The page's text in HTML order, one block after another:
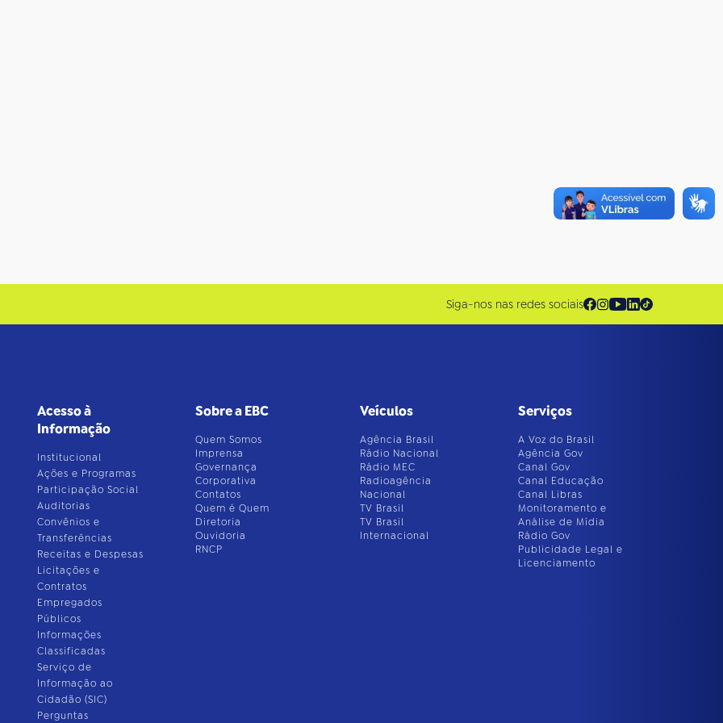
Siga-nos nas redes sociais
Acesso à
Informação
Institucional
Ações e Programas
Participação Social
Auditorias
Convênios e
Transferências
Receitas e Despesas
Licitações e
Contratos
Empregados
Públicos
Informações
Classificadas
Serviço de
Informação ao
Cidadão (SIC)
Perguntas
Sobre a EBC
Quem Somos
Imprensa
Governança
Corporativa
Contatos
Quem é Quem
Diretoria
Ouvidoria
RNCP
Veículos
Agência Brasil
Rádio Nacional
Rádio MEC
Radioagência
Nacional
TV Brasil
TV Brasil
Internacional
Serviços
A Voz do Brasil
Agência Gov
Canal Gov
Canal Educação
Canal Libras
Monitoramento e
Análise de Mídia
Rádio Gov
Publicidade Legal e
Licenciamento